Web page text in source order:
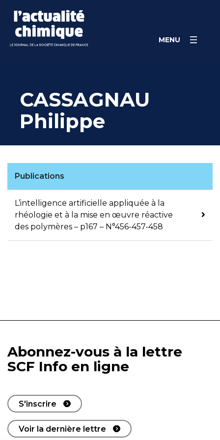
content
MENU
CASSAGNAU
Philippe
Publications
L’intelligence artificielle appliquée à la
rhéologie et à la mise en œuvre réactive
des polymères – p167 – N°456-457-458
Abonnez-vous à la lettre
SCF Info en ligne
S'inscrire
Voir la dernière lettre